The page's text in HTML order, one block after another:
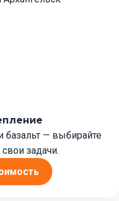
базальт — выбирайте
задачи.